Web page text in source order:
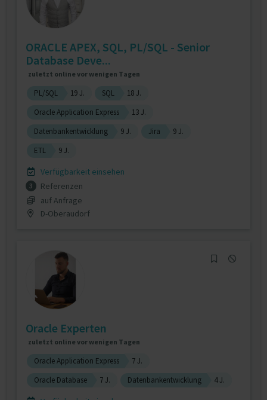
ORACLE APEX, SQL, PL/SQL - Senior
Database Deve...
zuletzt online vor wenigen Tagen
PL/SQL 19 J. SQL
18 J.
Oracle Application Express
13 J.
Datenbankentwicklung
9 J. Jira
9 J.
ETL
9 J.
Verfügbarkeit einsehen
3
Referenzen
auf Anfrage
D-Oberaudorf
Oracle Experten
zuletzt online vor wenigen Tagen
Oracle Application Express
7 J.
Oracle Database
7 J. Datenbankentwicklung 4 J.